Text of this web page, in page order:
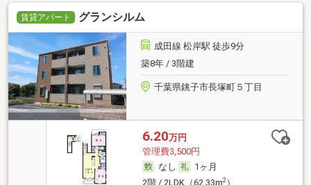
賃貸アパート グランシルム
成田線 松岸駅 徒歩9分
築8年 / 3階建
千葉県銚子市長塚町５丁目
6.20万円
管理費3,500円
なし
1ヶ月
2